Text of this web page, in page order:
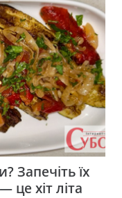
Запечіть їх
це хіт літа